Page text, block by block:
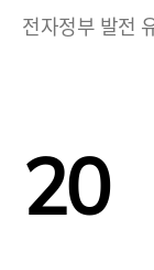
전자정부 발전
20